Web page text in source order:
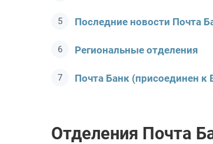
Последние новости Почта
Региональные отделения
Почта Банк (присоединен к
Отделения Почта